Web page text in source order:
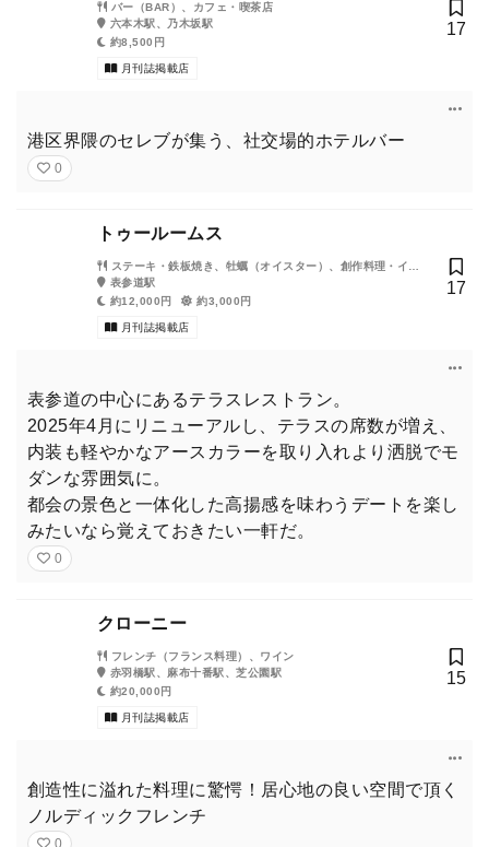
バー（BAR）、カフェ・喫茶店
六本木駅、乃木坂駅
約8,500円
月刊誌掲載店
17
港区界隈のセレブが集う、社交場的ホテルバー
0
トゥールームス
ステーキ・鉄板焼き、牡蠣（オイスター）、創作料理・イノ
ベーティブ・フュージョン、ワイン、ダイニングバー
表参道駅
約12,000円
約3,000円
月刊誌掲載店
17
表参道の中心にあるテラスレストラン。
2025年4月にリニューアルし、テラスの席数が増え、
内装も軽やかなアースカラーを取り入れより洒脱でモ
ダンな雰囲気に。
都会の景色と一体化した高揚感を味わうデートを楽し
みたいなら覚えておきたい一軒だ。
0
クローニー
フレンチ（フランス料理）、ワイン
赤羽橋駅、麻布十番駅、芝公園駅
約20,000円
月刊誌掲載店
15
創造性に溢れた料理に驚愕！居心地の良い空間で頂く
ノルディックフレンチ
0